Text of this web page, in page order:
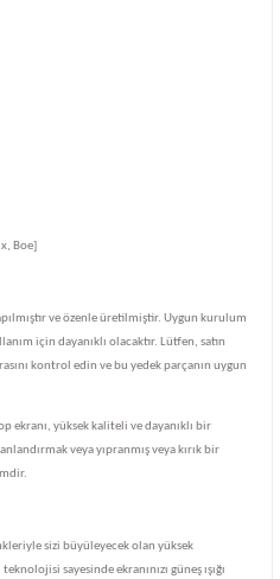
Boe]
ve özenle üretilmiştir. Uygun kurulum
için dayanıklı olacaktır. Lütfen, satın
kontrol edin ve bu yedek parçanın uygun
ekranı, yüksek kaliteli ve dayanıklı bir
veya yıpranmış veya kırık bir
sizi büyüleyecek olan yüksek
sayesinde ekranınızı güneş ışığı